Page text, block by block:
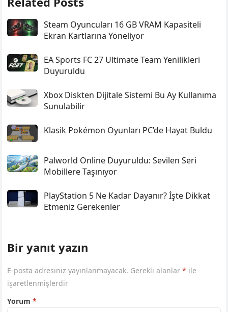
Steam Oyuncuları 16 GB VRAM Kapasiteli
Ekran Kartlarına Yöneliyor
EA Sports FC 27 Ultimate Team Yenilikleri
Duyuruldu
Xbox Diskten Dijitale Sistemi Bu Ay Kullanıma
Sunulabilir
Klasik Pokémon Oyunları PC’de Hayat Buldu
Palworld Online Duyuruldu: Sevilen Seri
Mobillere Taşınıyor
PlayStation 5 Ne Kadar Dayanır? İşte Dikkat
Etmeniz Gerekenler
Bir yanıt yazın
E-posta adresiniz yayınlanmayacak. Gerekli alanlar* ile
işaretlenmişlerdir
Yorum*